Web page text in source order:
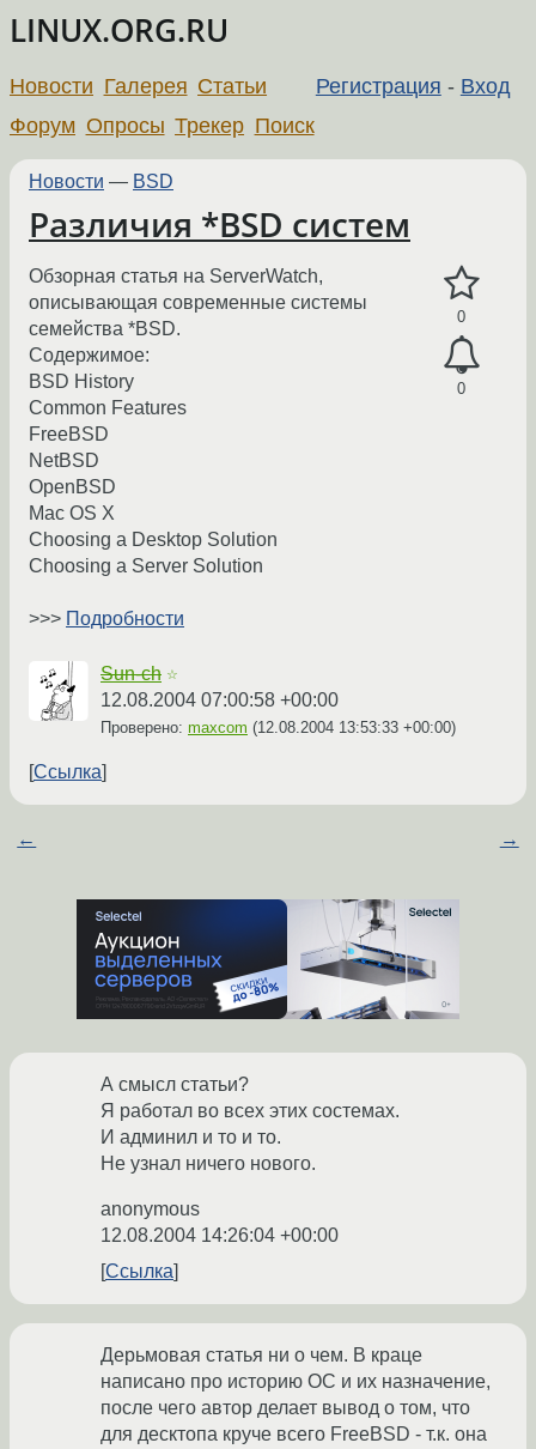
LINUX.ORG.RU
Регистрация - Вход
Новости Галерея Статьи
Форум Опросы Трекер Поиск
Новости — BSD
Различия *BSD систем
0
0
Обзорная статья на ServerWatch,
описывающая современные системы
семейства *BSD.
Содержимое:
BSD History
Common Features
FreeBSD
NetBSD
OpenBSD
Mac OS X
Choosing a Desktop Solution
Choosing a Server Solution
>>> Подробности
Sun-ch ☆
12.08.2004 07:00:58 +00:00
Проверено: maxcom (12.08.2004 13:53:33 +00:00)
Ссылка
← →
А смысл статьи?
Я работал во всех этих состемах.
И админил и то и то.
Не узнал ничего нового.
anonymous
12.08.2004 14:26:04 +00:00
Ссылка
Дерьмовая статья ни о чем. В краце
написано про историю ОС и их назначение,
после чего автор делает вывод о том, что
для десктопа круче всего FreeBSD - т.к. она